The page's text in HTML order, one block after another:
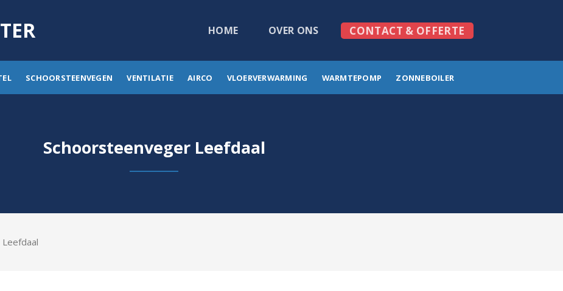
HOME OVER ONS CONTACT & OFFERTE
SCHOORSTEENVEGEN VENTILATIE AIRCO VLOERVERWARMING WARMTEPOMP ZONNEBOILER
Schoorsteenveger Leefdaal